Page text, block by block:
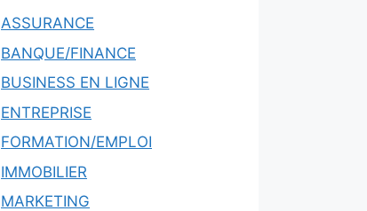
ASSURANCE
BANQUE/FINANCE
BUSINESS EN LIGNE
ENTREPRISE
FORMATION/EMPLOI
IMMOBILIER
MARKETING